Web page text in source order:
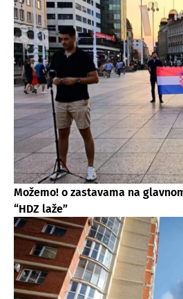
Možemo! o zastavama na
“HDZ laže”